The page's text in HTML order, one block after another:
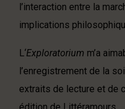
l’interaction entre la
implications
L‘Exploratorium m’a
l’enregistrement de la
extraits de lecture et de